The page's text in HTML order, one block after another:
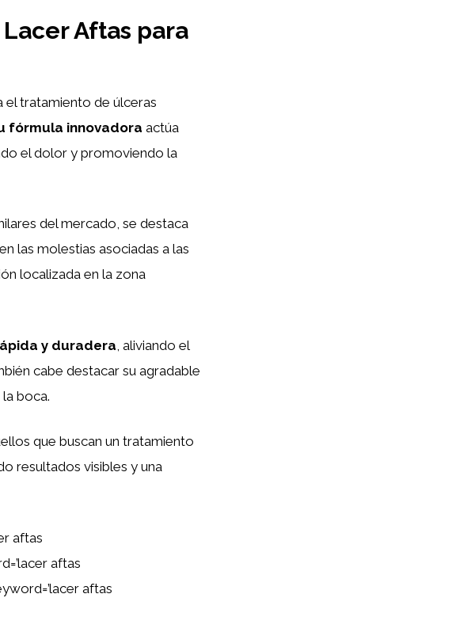
Aftas para
el tratamiento de úlceras
fórmula innovadora actúa
el dolor y promoviendo la
del mercado, se destaca
las molestias asociadas a las
localizada en la zona
y duradera , aliviando el
cabe destacar su agradable
boca.
que buscan un tratamiento
resultados visibles y una
aftas
aftas
aftas